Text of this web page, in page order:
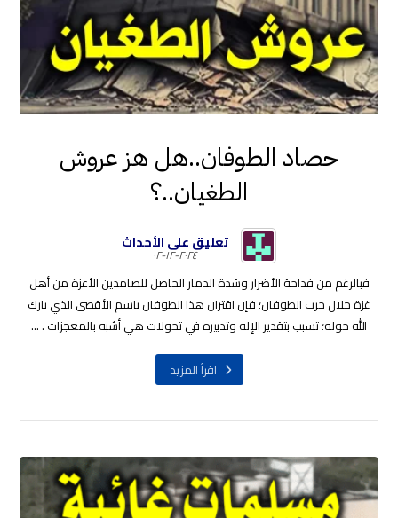
حصاد الطوفان..هل هز عروش
الطغيان..؟
تعليق على الأحداث
٢٠٢٤-١٢-٠٢
فبالرغم من فداحة الأضرار وشدة الدمار الحاصل للصامدين الأعزة من أهل
غزة خلال حرب الطوفان؛ فإن اقتران هذا الطوفان باسم الأقصى الذي بارك
الله حوله؛ تسبب بتقدير الإله وتدبيره في تحولات هي أشبه بالمعجزات . ...
اقرأ المزيد